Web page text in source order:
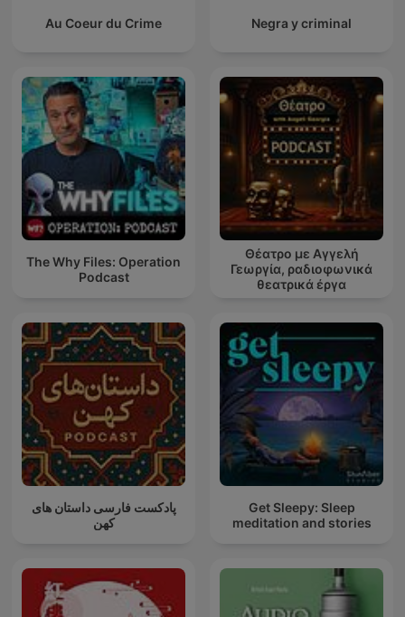
Au Coeur du Crime Negra y criminal
The Why Files: Operation
Podcast
Θέατρο με Αγγελή
Γεωργία, ραδιοφωνικά
θεατρικά έργα
پادکست فارسی داستان های
کهن
Get Sleepy: Sleep
meditation and stories